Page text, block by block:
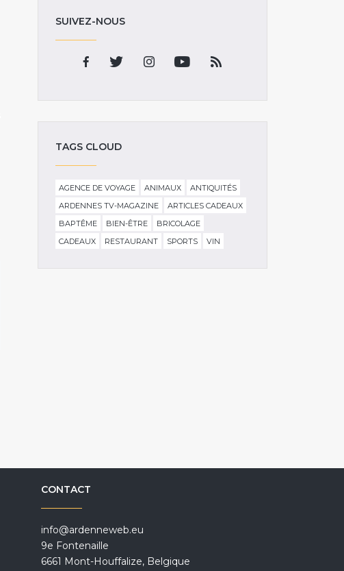
SUIVEZ-NOUS
TAGS CLOUD
AGENCE DE VOYAGE ANIMAUX
ANTIQUITÉS
ARDENNES TV-MAGAZINE
ARTICLES CADEAUX
BAPTÊME
BIEN-ÊTRE
BRICOLAGE
CADEAUX
RESTAURANT SPORTS VIN
CONTACT
info@ardenneweb.eu
9e Fontenaille
6661 Mont-Houffalize, Belgique